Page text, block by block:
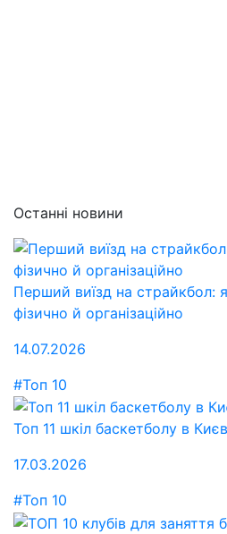
Останні новини
Перший виїзд на страйкбол:
фізично й організаційно
14.07.2026
#Топ 10
Топ 11 шкіл баскетболу в
17.03.2026
#Топ 10